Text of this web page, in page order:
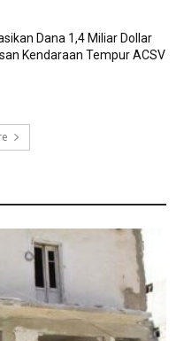
Dana 1,4 Miliar Dollar
Kendaraan Tempur ACSV